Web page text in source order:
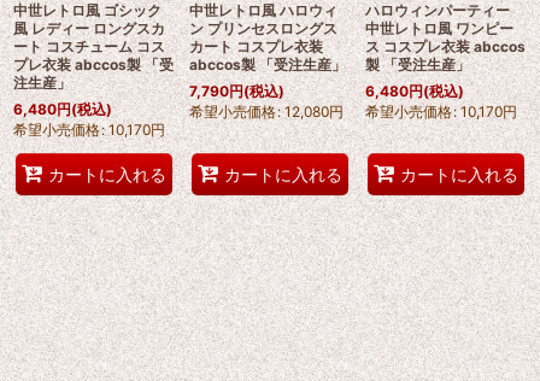
中世レトロ風 ゴシック
風 レディー ロングスカ
ート コスチューム コス
プレ衣装 abccos製 「受
注生産」
6,480円(税込)
希望小売価格: 10,170円
カートに入れる
中世レトロ風 ハロウィ
ン プリンセスロングス
カート コスプレ衣装
abccos製 「受注生産」
7,790円(税込)
希望小売価格: 12,080円
カートに入れる
ハロウィンパーティー
中世レトロ風 ワンピー
ス コスプレ衣装 abccos
製 「受注生産」
6,480円(税込)
希望小売価格: 10,170円
カートに入れる